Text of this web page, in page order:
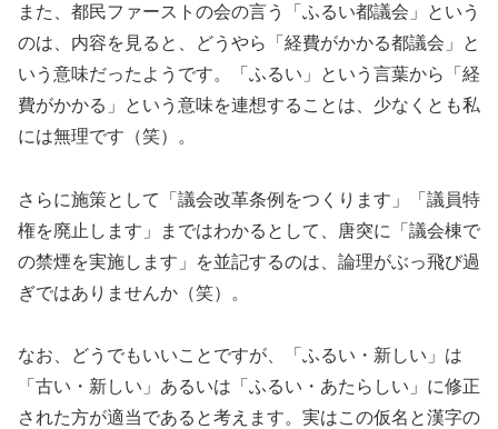
また、都民ファーストの会の言う「ふるい都議会」という
のは、内容を見ると、どうやら「経費がかかる都議会」と
いう意味だったようです。「ふるい」という言葉から「経
費がかかる」という意味を連想することは、少なくとも私
には無理です（笑）。
さらに施策として「議会改革条例をつくります」「議員特
権を廃止します」まではわかるとして、唐突に「議会棟で
の禁煙を実施します」を並記するのは、論理がぶっ飛び過
ぎではありませんか（笑）。
なお、どうでもいいことですが、「ふるい・新しい」は
「古い・新しい」あるいは「ふるい・あたらしい」に修正
された方が適当であると考えます。実はこの仮名と漢字の